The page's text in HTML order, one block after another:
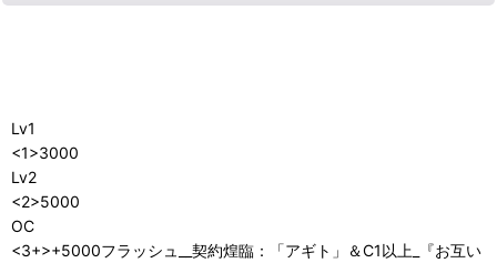
Lv1
<1>3000
Lv2
<2>5000
OC
<3+>+5000フラッシュ__契約煌臨：「アギト」＆C1以上_『お互い